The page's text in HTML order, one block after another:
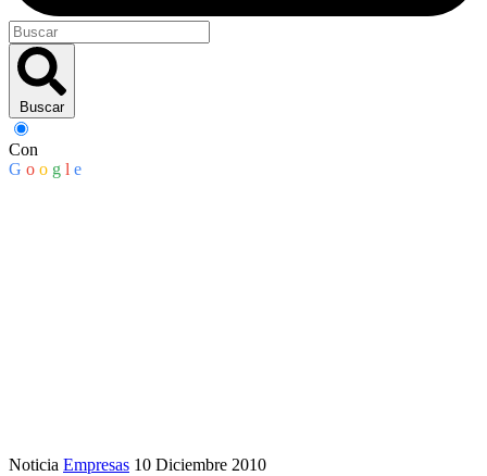
Buscar
Con
G o o g l e
Noticia Empresas 10 Diciembre 2010